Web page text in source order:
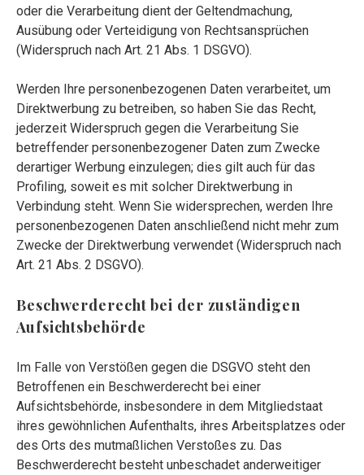
oder die Verarbeitung dient der Geltendmachung,
Ausübung oder Verteidigung von Rechtsansprüchen
(Widerspruch nach Art. 21 Abs. 1 DSGVO).
Werden Ihre personenbezogenen Daten verarbeitet, um
Direktwerbung zu betreiben, so haben Sie das Recht,
jederzeit Widerspruch gegen die Verarbeitung Sie
betreffender personenbezogener Daten zum Zwecke
derartiger Werbung einzulegen; dies gilt auch für das
Profiling, soweit es mit solcher Direktwerbung in
Verbindung steht. Wenn Sie widersprechen, werden Ihre
personenbezogenen Daten anschließend nicht mehr zum
Zwecke der Direktwerbung verwendet (Widerspruch nach
Art. 21 Abs. 2 DSGVO).
Beschwerderecht bei der zuständigen
Aufsichtsbehörde
Im Falle von Verstößen gegen die DSGVO steht den
Betroffenen ein Beschwerderecht bei einer
Aufsichtsbehörde, insbesondere in dem Mitgliedstaat
ihres gewöhnlichen Aufenthalts, ihres Arbeitsplatzes oder
des Orts des mutmaßlichen Verstoßes zu. Das
Beschwerderecht besteht unbeschadet anderweitiger